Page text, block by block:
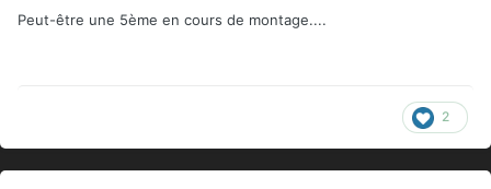
Peut-être une 5ème en cours de montage....
2